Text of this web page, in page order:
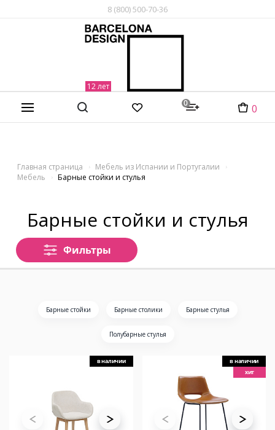
8 (800) 500-70-36
0 0
Главная страница
Мебель из Испании и Португалии
Мебель
Барные стойки и стулья
Барные стойки и стулья
Фильтры
Барные стойки Барные столики Барные стулья
Полубарные стулья
в наличии
в наличии
хит